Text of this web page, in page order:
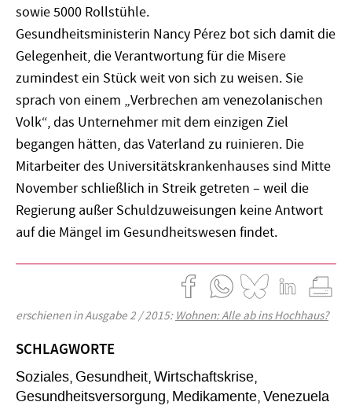
sowie 5000 Rollstühle.
Gesundheitsministerin Nancy Pérez bot sich damit die
Gelegenheit, die Verantwortung für die Misere
zumindest ein Stück weit von sich zu weisen. Sie
sprach von einem „Verbrechen am venezolanischen
Volk“, das Unternehmer mit dem einzigen Ziel
begangen hätten, das Vaterland zu ruinieren. Die
Mitarbeiter des Universitätskrankenhauses sind Mitte
November schließlich in Streik getreten – weil die
Regierung außer Schuldzuweisungen keine Antwort
auf die Mängel im Gesundheitswesen findet.
erschienen in Ausgabe 2 / 2015: Wohnen: Alle ab ins Hochhaus?
SCHLAGWORTE
Soziales Gesundheit Wirtschaftskrise
Gesundheitsversorgung Medikamente Venezuela